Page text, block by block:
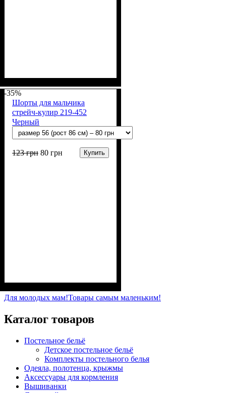
-35%
Шорты для мальчика
стрейч-кулир 219-452
Черный
123грн 80 грн Купить
(94% х/б, 6% лайкра)
Для молодых мам!Товары самым маленьким!
Каталог товаров
Постельное бельё
Детское постельное бельё
Комплекты постельного белья
Одеяла, полотенца, крыжмы
Аксессуары для кормления
Вышиванки